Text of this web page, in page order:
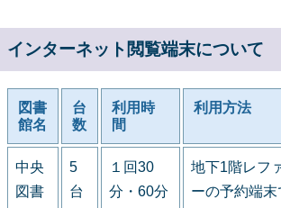
インターネット閲覧端末について
図書
館名
台
数
利用時
間
利用方法
中央
図書
5
台
１回30
分・60分
地下1階レフ
ーの予約端末